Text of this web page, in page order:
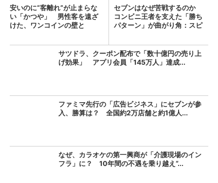
安いのに“客離れ”が止まらな
い「かつや」 男性客を遠ざ
けた、ワンコインの壁と
セブンはなぜ苦戦するのか
コンビニ王者を支えた「勝ち
パターン」が曲がり角：スピ
サツドラ、クーポン配布で「数十億円の売り上
げ効果」 アプリ会員「145万人」達成...
ファミマ先行の「広告ビジネス」にセブンが参
入、勝算は？ 全国約2万店舗と約1億人...
なぜ、カラオケの第一興商が「介護現場のイン
フラ」に？ 10年間の不遇を乗り越え“...